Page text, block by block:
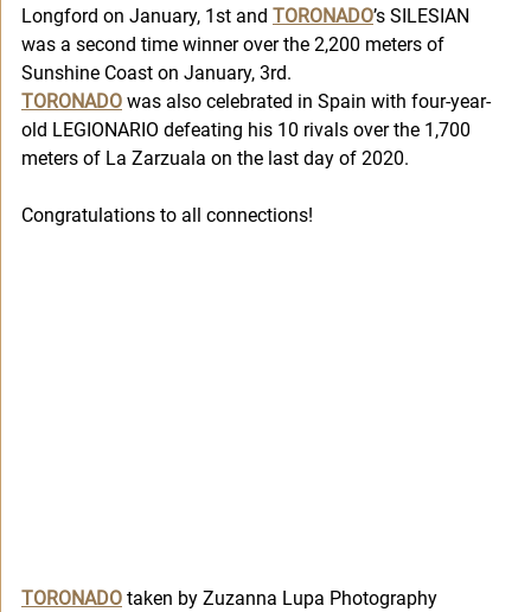
Longford on January, 1st and TORONADO’s SILESIAN
was a second time winner over the 2,200 meters of
Sunshine Coast on January, 3rd.
TORONADO was also celebrated in Spain with four-year-
old LEGIONARIO defeating his 10 rivals over the 1,700
meters of La Zarzuala on the last day of 2020.
Congratulations to all connections!
TORONADO taken by Zuzanna Lupa Photography